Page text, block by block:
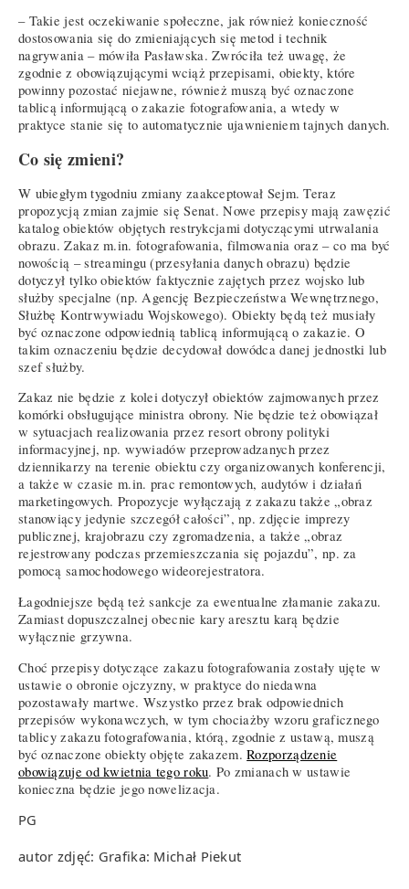
– Takie jest oczekiwanie społeczne, jak również konieczność
dostosowania się do zmieniających się metod i technik
nagrywania – mówiła Pasławska. Zwróciła też uwagę, że
zgodnie z obowiązującymi wciąż przepisami, obiekty, które
powinny pozostać niejawne, również muszą być oznaczone
tablicą informującą o zakazie fotografowania, a wtedy w
praktyce stanie się to automatycznie ujawnieniem tajnych danych.
Co się zmieni?
W ubiegłym tygodniu zmiany zaakceptował Sejm. Teraz
propozycją zmian zajmie się Senat. Nowe przepisy mają zawęzić
katalog obiektów objętych restrykcjami dotyczącymi utrwalania
obrazu. Zakaz m.in. fotografowania, filmowania oraz – co ma być
nowością – streamingu (przesyłania danych obrazu) będzie
dotyczył tylko obiektów faktycznie zajętych przez wojsko lub
służby specjalne (np. Agencję Bezpieczeństwa Wewnętrznego,
Służbę Kontrwywiadu Wojskowego). Obiekty będą też musiały
być oznaczone odpowiednią tablicą informującą o zakazie. O
takim oznaczeniu będzie decydował dowódca danej jednostki lub
szef służby.
Zakaz nie będzie z kolei dotyczył obiektów zajmowanych przez
komórki obsługujące ministra obrony. Nie będzie też obowiązał
w sytuacjach realizowania przez resort obrony polityki
informacyjnej, np. wywiadów przeprowadzanych przez
dziennikarzy na terenie obiektu czy organizowanych konferencji,
a także w czasie m.in. prac remontowych, audytów i działań
marketingowych. Propozycje wyłączają z zakazu także „obraz
stanowiący jedynie szczegół całości”, np. zdjęcie imprezy
publicznej, krajobrazu czy zgromadzenia, a także „obraz
rejestrowany podczas przemieszczania się pojazdu”, np. za
pomocą samochodowego wideorejestratora.
Łagodniejsze będą też sankcje za ewentualne złamanie zakazu.
Zamiast dopuszczalnej obecnie kary aresztu karą będzie
wyłącznie grzywna.
Choć przepisy dotyczące zakazu fotografowania zostały ujęte w
ustawie o obronie ojczyzny, w praktyce do niedawna
pozostawały martwe. Wszystko przez brak odpowiednich
przepisów wykonawczych, w tym chociażby wzoru graficznego
tablicy zakazu fotografowania, którą, zgodnie z ustawą, muszą
być oznaczone obiekty objęte zakazem.Rozporządzenie
obowiązuje od kwietnia tego roku. Po zmianach w ustawie
konieczna będzie jego nowelizacja.
PG
autor zdjęć: Grafika: Michał Piekut